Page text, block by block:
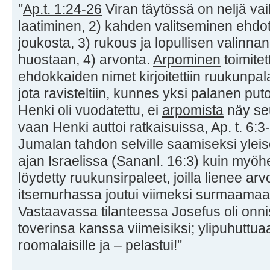
"Ap.t. 1:24-26 Viran täytössä on neljä
laatiminen, 2) kahden valitseminen
joukosta, 3) rukous ja lopullisen
huostaan, 4) arvonta. Arpominen
ehdokkaiden nimet kirjoitettiin
jota ravisteltiin, kunnes yksi palanen
Henki oli vuodatettu, ei arpomista näy
vaan Henki auttoi ratkaisuissa, Ap. t.
Jumalan tahdon selville saamiseksi
ajan Israelissa (Sananl. 16:3) kuin
löydetty ruukunsirpaleet, joilla lienee
itsemurhassa joutui viimeksi
Vastaavassa tilanteessa Josefus oli
toverinsa kanssa viimeisiksi;
roomalaisille ja – pelastui!"